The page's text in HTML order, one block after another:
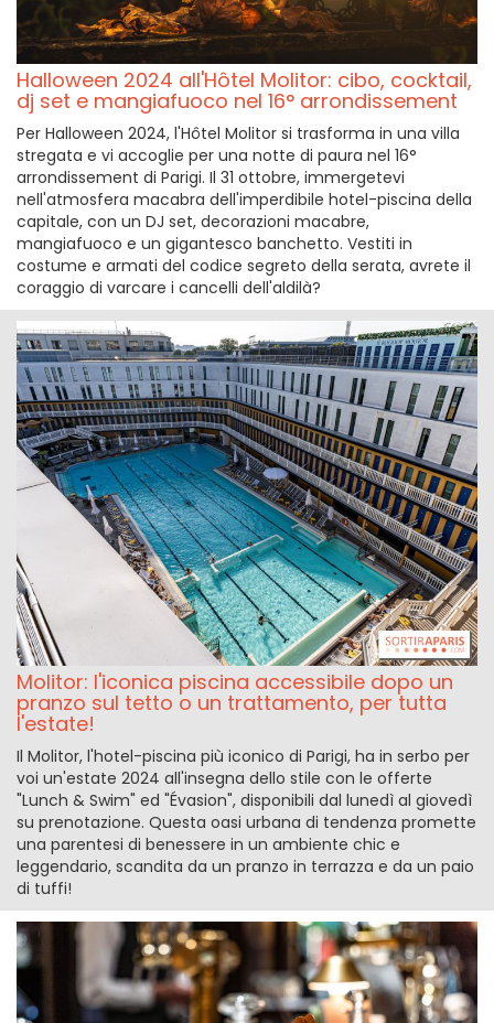
Halloween 2024 all'Hôtel Molitor: cibo, cocktail,
dj set e mangiafuoco nel 16° arrondissement
Per Halloween 2024, l'Hôtel Molitor si trasforma in una villa
stregata e vi accoglie per una notte di paura nel 16°
arrondissement di Parigi. Il 31 ottobre, immergetevi
nell'atmosfera macabra dell'imperdibile hotel-piscina della
capitale, con un DJ set, decorazioni macabre,
mangiafuoco e un gigantesco banchetto. Vestiti in
costume e armati del codice segreto della serata, avrete il
coraggio di varcare i cancelli dell'aldilà?
Molitor: l'iconica piscina accessibile dopo un
pranzo sul tetto o un trattamento, per tutta
l'estate!
Il Molitor, l'hotel-piscina più iconico di Parigi, ha in serbo per
voi un'estate 2024 all'insegna dello stile con le offerte
"Lunch & Swim" ed "Évasion", disponibili dal lunedì al giovedì
su prenotazione. Questa oasi urbana di tendenza promette
una parentesi di benessere in un ambiente chic e
leggendario, scandita da un pranzo in terrazza e da un paio
di tuffi!